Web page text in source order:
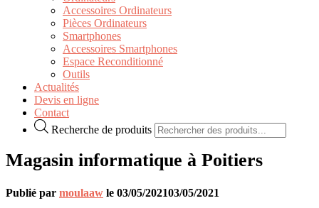
Accessoires Ordinateurs
Pièces Ordinateurs
Smartphones
Accessoires Smartphones
Espace Reconditionné
Outils
Actualités
Devis en ligne
Contact
Recherche de produits
Magasin informatique à Poitiers
Publié par moulaaw le 03/05/202103/05/2021